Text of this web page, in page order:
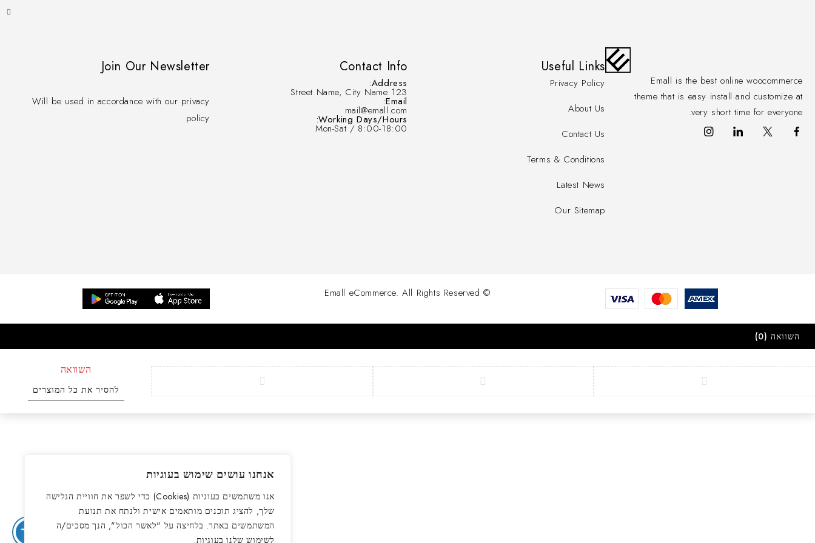
אנחנו עושים שימוש בעוגיות
אנו משתמשים בעוגיות (Cookies) כדי לשפר את חוויית הגלישה
שלך, להציג תוכנים מותאמים אישית ולנתח את תנועת
המשתמשים באתר. בלחיצה על "לאשר הכול", הנך מסכים/ה
לשימוש שלנו בעוגיות.
Emall is the best online woocommerce
theme that is easy install and customize at
very short time for everyone.
Useful Links
Privacy Policy
About Us
Contact Us
Terms & Conditions
Latest News
Our Sitemap
Contact Info
Address:
123 Street Name, City Name
Email:
mail@emall.com
Working Days/Hours:
Mon-Sat / 8:00-18:00
Join Our Newsletter
Will be used in accordance with our privacy
policy
© Emall eCommerce. All Rights Reserved
השוואה (0)
השוואה
להסיר את כל המוצרים